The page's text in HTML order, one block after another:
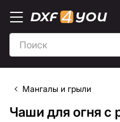
Мангалы и грыли
Чаши для огня с